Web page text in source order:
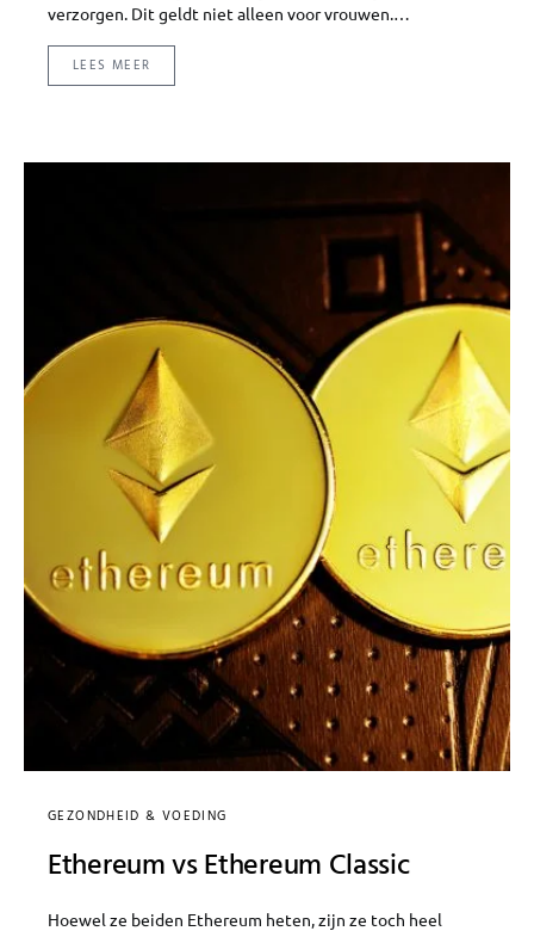
verzorgen. Dit geldt niet alleen voor vrouwen.…
LEES MEER
GEZONDHEID & VOEDING
Ethereum vs Ethereum Classic
Hoewel ze beiden Ethereum heten, zijn ze toch heel